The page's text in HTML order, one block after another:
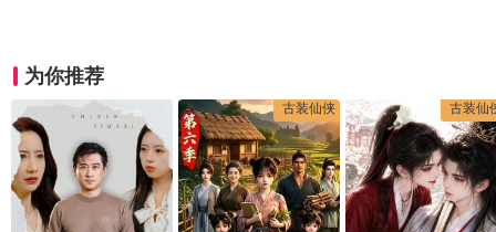
为你推荐
古装仙侠 古装仙